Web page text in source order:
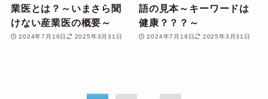
業医とは？～いまさら聞
けない産業医の概要～
2024年7月19日 2025年3月31日
語の見本～キーワードは
健康？？？～
2024年7月19日 2025年3月31日